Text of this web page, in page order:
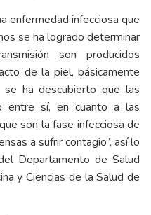
enfermedad infecciosa que
se ha logrado determinar
son producidos
de la piel, básicamente
se ha descubierto que las
entre sí, en cuanto a las
son la fase infecciosa de
a sufrir contagio”, así lo
Departamento de Salud
y Ciencias de la Salud de